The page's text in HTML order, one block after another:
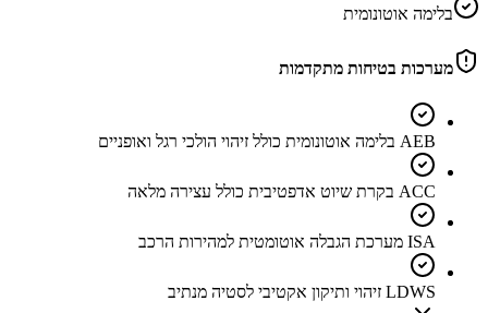
בלימה אוטונומית
מערכות בטיחות מתקדמות
AEB בלימה אוטונומית כולל זיהוי הולכי רגל ואופניים
ACC בקרת שיוט אדפטיבית כולל עצירה מלאה
ISA מערכת הגבלה אוטומטית למהירות הרכב
LDWS זיהוי ותיקון אקטיבי לסטיה מנתיב